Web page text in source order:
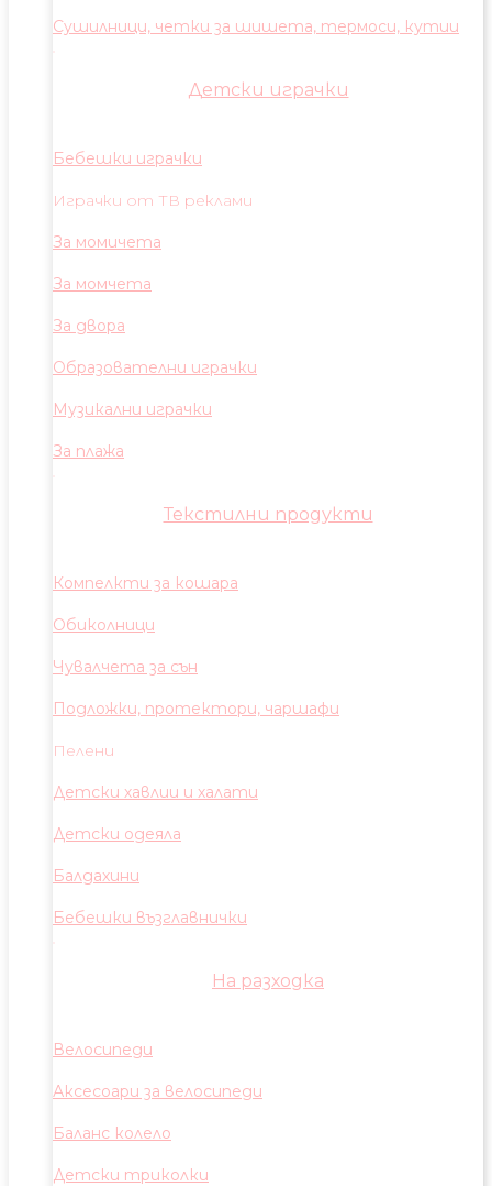
Сушилници, четки за шишета, термоси, кутии
Детски играчки
Бебешки играчки
Играчки от ТВ реклами
За момичета
За момчета
За двора
Образователни играчки
Музикални играчки
За плажа
Текстилни продукти
Компелкти за кошара
Обиколници
Чувалчета за сън
Подложки, протектори, чаршафи
Пелени
Детски хавлии и халати
Детски одеяла
Балдахини
Бебешки възглавнички
На разходка
Велосипеди
Аксесоари за велосипеди
Баланс колело
Детски триколки